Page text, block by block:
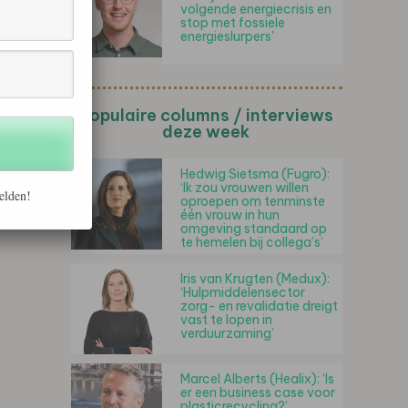
volgende energiecrisis en
stop met fossiele
energieslurpers'
Populaire columns / interviews
deze week
Hedwig Sietsma (Fugro):
‘Ik zou vrouwen willen
oproepen om tenminste
één vrouw in hun
omgeving standaard op
te hemelen bij collega’s’
Iris van Krugten (Medux):
‘Hulpmiddelensector
zorg- en revalidatie dreigt
vast te lopen in
verduurzaming’
Marcel Alberts (Healix): ‘Is
er een business case voor